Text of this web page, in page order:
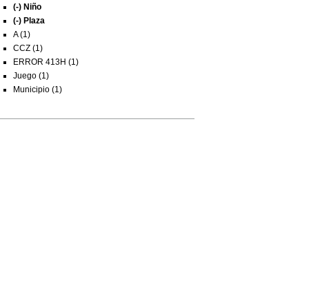
(-) Niño
(-) Plaza
A (1)
CCZ (1)
ERROR 413H (1)
Juego (1)
Municipio (1)